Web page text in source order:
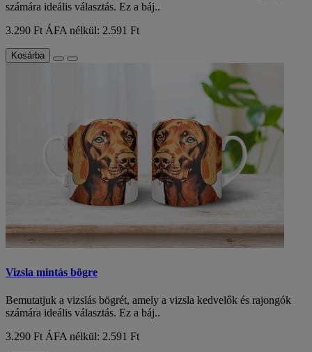
számára ideális választás. Ez a báj..
3.290 Ft ÁFA nélkül: 2.591 Ft
Kosárba
Vizsla mintás bögre
Bemutatjuk a vizslás bögrét, amely a vizsla kedvelők és rajongók
számára ideális választás. Ez a báj..
3.290 Ft ÁFA nélkül: 2.591 Ft